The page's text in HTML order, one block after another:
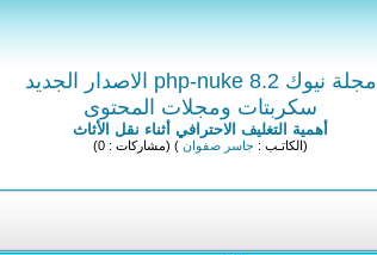
مجلة نيوك php-nuke 8.2 الاصدار الجديد
سكربتات ومجلات المحتوى
أهمية التغليف الاحترافي أثناء نقل الأثاث
(الكاتـب : جاسر صفوان ) (مشاركات : 0)